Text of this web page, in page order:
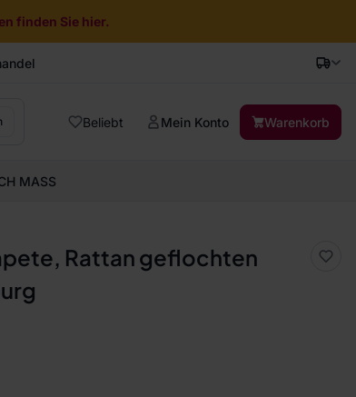
finden Sie hier.
Beliebt Mein Konto Warenkorb
MASS
Rattan geflochten